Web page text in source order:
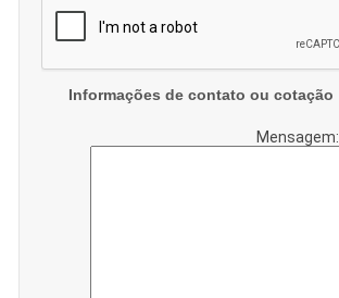
Informações de contato ou cotação
Mensagem: